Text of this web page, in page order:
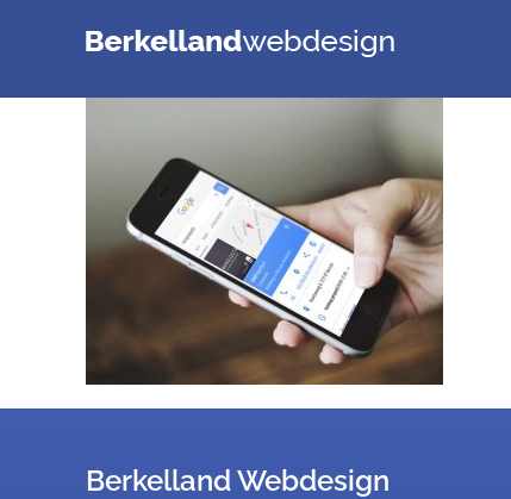
Berkelland Webdesign